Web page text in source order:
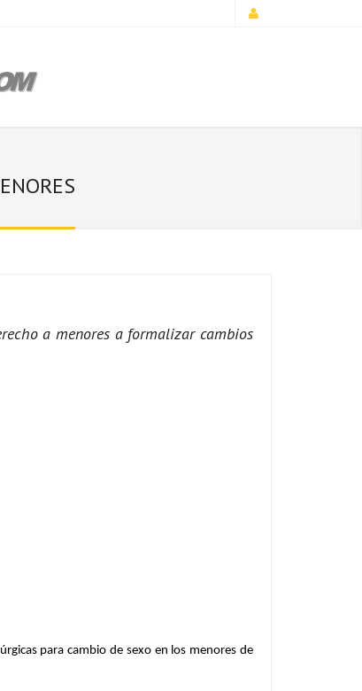
a menores a formalizar cambios
para cambio de sexo en los menores de